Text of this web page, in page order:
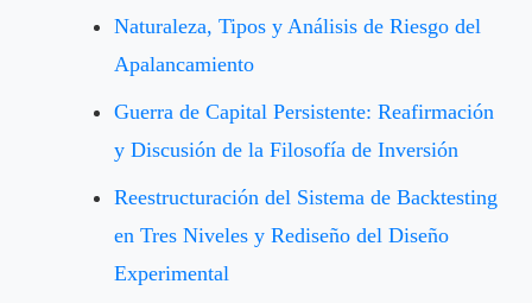
Naturaleza, Tipos y Análisis de Riesgo del
Apalancamiento
Guerra de Capital Persistente: Reafirmación
y Discusión de la Filosofía de Inversión
Reestructuración del Sistema de Backtesting
en Tres Niveles y Rediseño del Diseño
Experimental